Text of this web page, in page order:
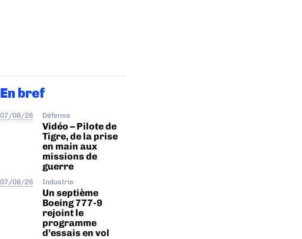
En bref
07/08/26 Défense
Vidéo – Pilote de
Tigre, de la prise
en main aux
missions de
guerre
07/08/26 Industrie
Un septième
Boeing 777-9
rejoint le
programme
d’essais en vol